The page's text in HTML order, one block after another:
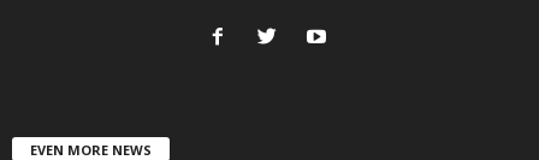
EVEN MORE NEWS